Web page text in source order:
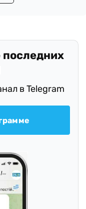
последних
в Telegram